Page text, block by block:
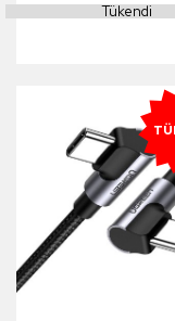
Tükendi